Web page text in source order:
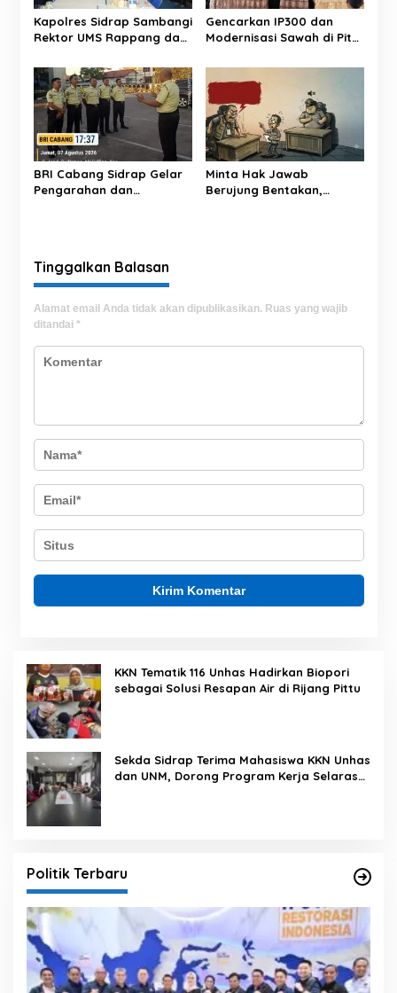
s
Kapolres Sidrap Sambangi
Rektor UMS Rappang dan
Kampus dan Kepolisian
Gencarkan IP300 dan
Modernisasi Sawah di Pitu
Targetkan Panen 3 Kali
Setahun
BRI Cabang Sidrap Gelar
Pengarahan dan
Minta Hak Jawab
Berujung Bentakan,
Tinggalkan Balasan
Alamat email Anda tidak akan dipublikasikan. Ruas yang wajib
ditandai *
KKN Tematik 116 Unhas Hadirkan Biopori
sebagai Solusi Resapan Air di Rijang Pittu
Sekda Sidrap Terima Mahasiswa KKN Unhas
dan UNM, Dorong Program Kerja Selaras
Politik Terbaru